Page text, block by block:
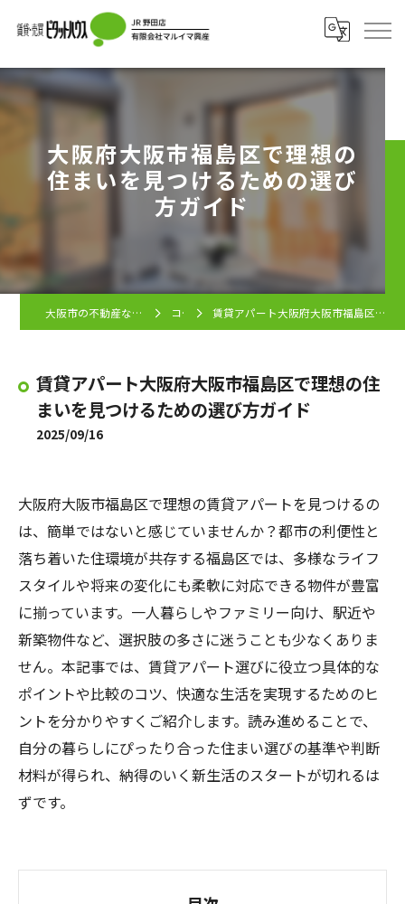
大阪府大阪市福島区で理想の
住まいを見つけるための選び
方ガイド
大阪市の不動産ならピタットハウス JR野田店 コラム 賃貸アパート大阪府大阪市福島区で理想の住まいを見つけるための選び方ガイド
賃貸アパート大阪府大阪市福島区で理想の住
まいを見つけるための選び方ガイド
2025/09/16
大阪府大阪市福島区で理想の賃貸アパートを見つけるの
は、簡単ではないと感じていませんか？都市の利便性と
落ち着いた住環境が共存する福島区では、多様なライフ
スタイルや将来の変化にも柔軟に対応できる物件が豊富
に揃っています。一人暮らしやファミリー向け、駅近や
新築物件など、選択肢の多さに迷うことも少なくありま
せん。本記事では、賃貸アパート選びに役立つ具体的な
ポイントや比較のコツ、快適な生活を実現するためのヒ
ントを分かりやすくご紹介します。読み進めることで、
自分の暮らしにぴったり合った住まい選びの基準や判断
材料が得られ、納得のいく新生活のスタートが切れるは
ずです。